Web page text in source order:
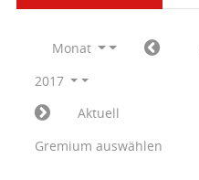
Monat
2017
Aktuell
Gremium auswählen